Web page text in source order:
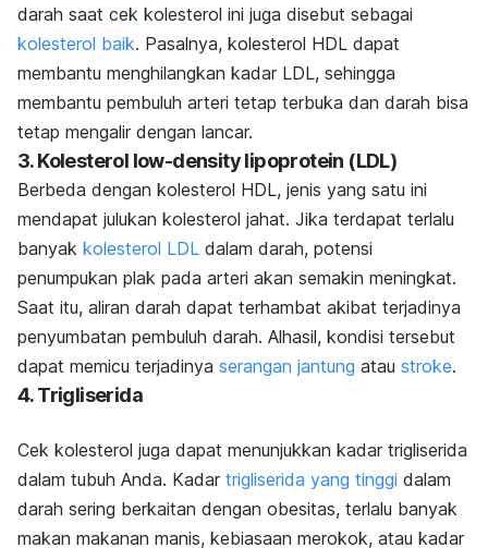
darah saat cek kolesterol ini juga disebut sebagai
kolesterol baik. Pasalnya, kolesterol HDL dapat
membantu menghilangkan kadar LDL, sehingga
membantu pembuluh arteri tetap terbuka dan darah bisa
tetap mengalir dengan lancar.
3. Kolesterol low-density lipoprotein (LDL)
Berbeda dengan kolesterol HDL, jenis yang satu ini
mendapat julukan kolesterol jahat. Jika terdapat terlalu
banyak kolesterol LDL dalam darah, potensi
penumpukan plak pada arteri akan semakin meningkat.
Saat itu, aliran darah dapat terhambat akibat terjadinya
penyumbatan pembuluh darah. Alhasil, kondisi tersebut
dapat memicu terjadinya serangan jantung atau stroke.
4. Trigliserida
Cek kolesterol juga dapat menunjukkan kadar trigliserida
dalam tubuh Anda. Kadar trigliserida yang tinggi dalam
darah sering berkaitan dengan obesitas, terlalu banyak
makan makanan manis, kebiasaan merokok, atau kadar